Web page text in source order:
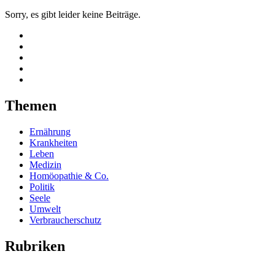
Sorry, es gibt leider keine Beiträge.
Themen
Ernährung
Krankheiten
Leben
Medizin
Homöopathie & Co.
Politik
Seele
Umwelt
Verbraucherschutz
Rubriken